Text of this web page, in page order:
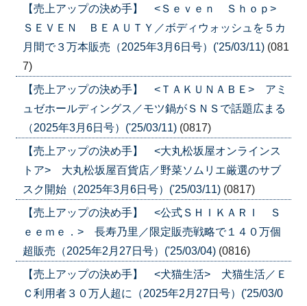
【売上アップの決め手】 <Ｓｅｖｅｎ Ｓｈｏｐ>
ＳＥＶＥＮ ＢＥＡＵＴＹ／ボディウォッシュを５カ
月間で３万本販売（2025年3月6日号）('25/03/11) (081
7)
【売上アップの決め手】 <ＴＡＫＵＮＡＢＥ> アミ
ュゼホールディングス／モツ鍋がＳＮＳで話題広まる
（2025年3月6日号）('25/03/11) (0817)
【売上アップの決め手】 <大丸松坂屋オンラインス
トア> 大丸松坂屋百貨店／野菜ソムリエ厳選のサブ
スク開始（2025年3月6日号）('25/03/11) (0817)
【売上アップの決め手】 <公式ＳＨＩＫＡＲＩ Ｓ
ｅｅｍｅ．> 長寿乃里／限定販売戦略で１４０万個
超販売（2025年2月27日号）('25/03/04) (0816)
【売上アップの決め手】 <犬猫生活> 犬猫生活／Ｅ
Ｃ利用者３０万人超に（2025年2月27日号）('25/03/0